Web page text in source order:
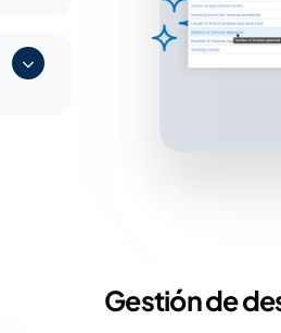
Gestión de